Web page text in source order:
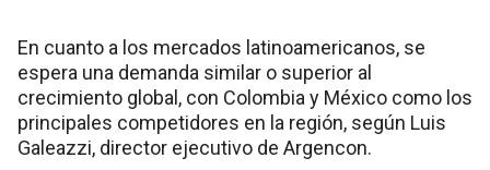
En cuanto a los mercados latinoamericanos, se
espera una demanda similar o superior al
crecimiento global, con Colombia y México como los
principales competidores en la región, según Luis
Galeazzi, director ejecutivo de Argencon.